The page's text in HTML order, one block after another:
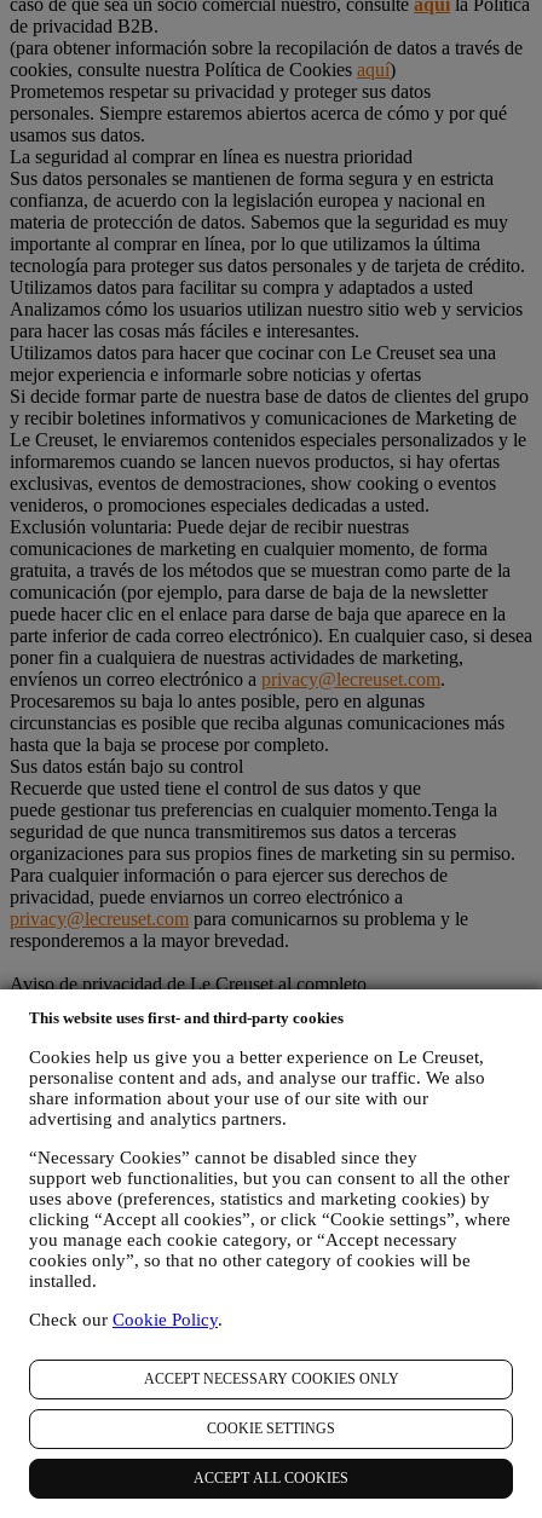
This website uses first- and third-party cookies
Cookies help us give you a better experience on Le Creuset,
personalise content and ads, and analyse our traffic. We also
share information about your use of our site with our
advertising and analytics partners.
“Necessary Cookies” cannot be disabled since they
support web functionalities, but you can consent to all the other
uses above (preferences, statistics and marketing cookies) by
clicking “Accept all cookies”, or click “Cookie settings”, where
you manage each cookie category, or “Accept necessary
cookies only”, so that no other category of cookies will be
installed.
Check our Cookie Policy.
ACCEPT NECESSARY COOKIES ONLY
COOKIE SETTINGS
ACCEPT ALL COOKIES
de privacidad B2B.
(para obtener información sobre la recopilación de datos a través de
cookies, consulte nuestra Política de Cookies aquí)
Prometemos respetar su privacidad y proteger sus datos
personales. Siempre estaremos abiertos acerca de cómo y por qué
usamos sus datos.
La seguridad al comprar en línea es nuestra prioridad
Sus datos personales se mantienen de forma segura y en estricta
confianza, de acuerdo con la legislación europea y nacional en
materia de protección de datos. Sabemos que la seguridad es muy
importante al comprar en línea, por lo que utilizamos la última
tecnología para proteger sus datos personales y de tarjeta de crédito.
Utilizamos datos para facilitar su compra y adaptados a usted
Analizamos cómo los usuarios utilizan nuestro sitio web y servicios
para hacer las cosas más fáciles e interesantes.
Utilizamos datos para hacer que cocinar con Le Creuset sea una
mejor experiencia e informarle sobre noticias y ofertas
Si decide formar parte de nuestra base de datos de clientes del grupo
y recibir boletines informativos y comunicaciones de Marketing de
Le Creuset, le enviaremos contenidos especiales personalizados y le
informaremos cuando se lancen nuevos productos, si hay ofertas
exclusivas, eventos de demostraciones, show cooking o eventos
venideros, o promociones especiales dedicadas a usted.
Exclusión voluntaria: Puede dejar de recibir nuestras
comunicaciones de marketing en cualquier momento, de forma
gratuita, a través de los métodos que se muestran como parte de la
comunicación (por ejemplo, para darse de baja de la newsletter
puede hacer clic en el enlace para darse de baja que aparece en la
parte inferior de cada correo electrónico). En cualquier caso, si desea
poner fin a cualquiera de nuestras actividades de marketing,
envíenos un correo electrónico a privacy@lecreuset.com.
Procesaremos su baja lo antes posible, pero en algunas
circunstancias es posible que reciba algunas comunicaciones más
hasta que la baja se procese por completo.
Sus datos están bajo su control
Recuerde que usted tiene el control de sus datos y que
puede gestionar tus preferencias en cualquier momento.Tenga la
seguridad de que nunca transmitiremos sus datos a terceras
organizaciones para sus propios fines de marketing sin su permiso.
Para cualquier información o para ejercer sus derechos de
privacidad, puede enviarnos un correo electrónico a
privacy@lecreuset.com para comunicarnos su problema y le
responderemos a la mayor brevedad.
Aviso de privacidad de Le Creuset al completo
privacidad, y este aviso explica cómo recopilamos y procesamos sus
datos personales de acuerdo con la legislación de la UE en materia
de protección de datos (incluida la Normativa General de Protección
de Datos de la UE 2016/679) y la ley de protección de datos
aplicable en su país, territorio o ubicación (las "Leyes de protección
1. ¿CUÁNDO Y QUE TIPO DE INFORMACIÓN RECOPILAMOS DE
USTED?
"Datos personales" se refiere a cualquier información relacionada
con usted y que nos permita identificarlo, ya sea directamente o en
combinación con otra información.
Niños: Este sitio web no está destinado a niños y no recopilamos a
sabiendas datos relacionados con niños.
Podemos recopilar datos personales de usted cuando utiliza nuestro
sitio web (el "Sitio web"), registrar una cuenta de Le Creuset,
tiendas Le Creuset (Boutiques Signature y Tiendas Outlet), o
suscribirse a nuestras comunicaciones de marketing. Los datos
personales pueden referirse a:
nombre, apellidos, dirección de correo electrónico, fecha de
nacimiento y otros datos de contacto (dirección, número de
teléfono y dirección de correo electrónico), para registrar una